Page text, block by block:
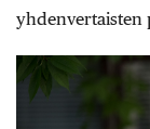
yhdenvertaisten